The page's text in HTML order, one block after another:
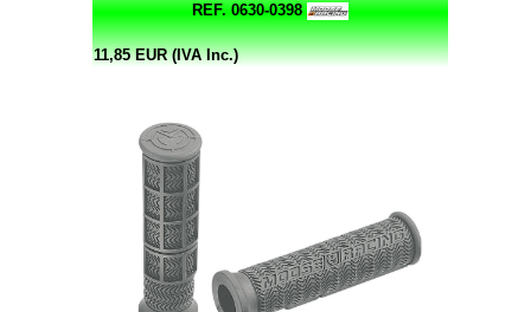
REF. 0630-0398
11,85 EUR (IVA Inc.)